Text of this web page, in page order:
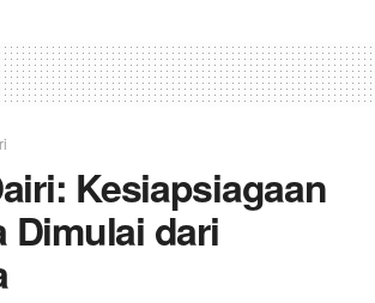
Kesiapsiagaan
Dimulai dari